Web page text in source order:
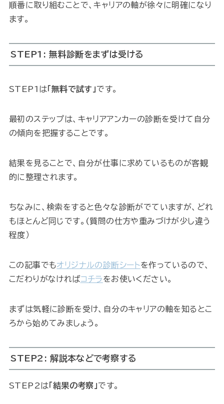
順番に取り組むことで、キャリアの軸が徐々に明確になり
ます。
STEP1: 無料診断をまずは受ける
STEP1は 「無料で試す」です。
最初のステップは、キャリアアンカーの診断を受けて自分
の傾向を把握することです。
結果を見ることで、自分が仕事に求めているものが客観
的に整理されます。
ちなみに、検索をすると色々な診断がでていますが、どれ
もほとんど同じです。(質問の仕方や重みづけが少し違う
程度）
この記事でもオリジナルの診断シートを作っているので、
こだわりがなければコチラをお使いください。
まずは気軽に診断を受け、自分のキャリアの軸を知るとこ
ろから始めてみましょう。
STEP2: 解説本などで考察する
STEP2は 「結果の考察」です。